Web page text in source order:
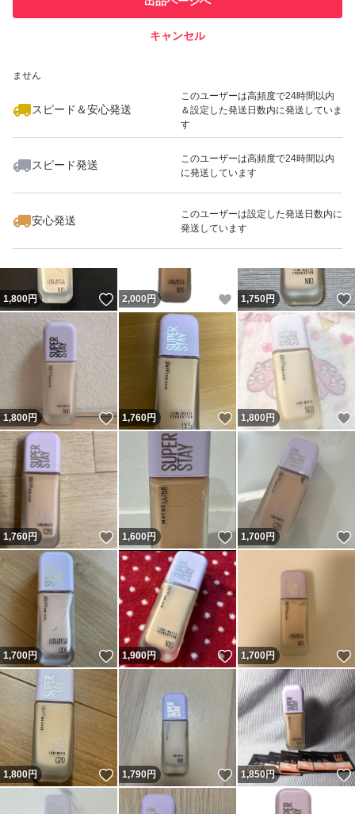
での取引実績があります
ません
スピード＆安心発送
このユーザーは高頻度で24時間以内
＆設定した発送日数内に発送していま
す
スピード発送
このユーザーは高頻度で24時間以内
に発送しています
安心発送
このユーザーは設定した発送日数内に
発送しています
キャンセル
いいね！
1,700
1,800円 いいね！
2,000 円 いいね！
1,750円
1,800円 いいね！
1,760円 いいね！
1,800 円
1,760円 いいね！
1,600円 いいね！
1,700円
1,700円 いいね！
1,900円 いいね！
1,700円
1,800円 いいね！
1,790円 いいね！
1,850円